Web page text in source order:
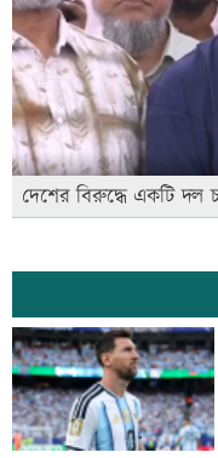
দেশের বিরুদ্ধে একটি দল